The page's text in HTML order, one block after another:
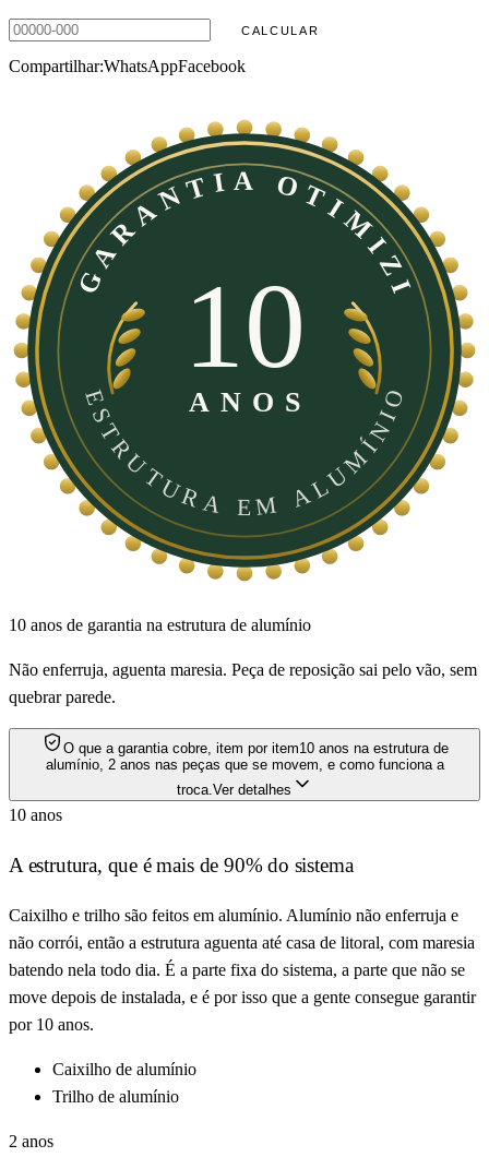
CALCULAR
Compartilhar:WhatsAppFacebook
R$ 2.187,00 no PIX · ver detalhe
GARANTIA OTIMIZI
ESTRUTURA EM ALUMÍNIO
10
ANOS
10 anos de garantia na estrutura de alumínio
Não enferruja, aguenta maresia. Peça de reposição sai pelo vão, sem
quebrar parede.
O que a garantia cobre, item por item10 anos na estrutura de
alumínio, 2 anos nas peças que se movem, e como funciona a
troca.Ver detalhes
10 anos
A estrutura, que é mais de 90% do sistema
Caixilho e trilho são feitos em alumínio. Alumínio não enferruja e
não corrói, então a estrutura aguenta até casa de litoral, com maresia
batendo nela todo dia. É a parte fixa do sistema, a parte que não se
move depois de instalada, e é por isso que a gente consegue garantir
por 10 anos.
Caixilho de alumínio
Trilho de alumínio
2 anos